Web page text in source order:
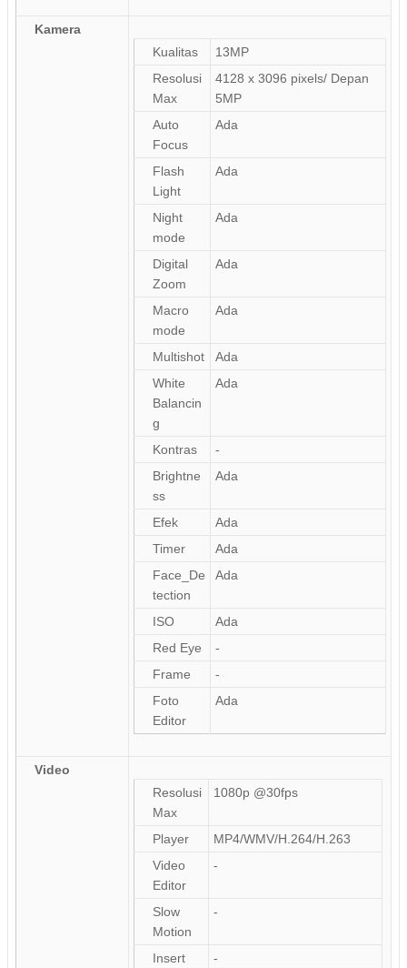
Kamera
Kualitas
13MP
Resolusi
Max
4128 x 3096 pixels/ Depan
5MP
Auto
Focus
Ada
Flash
Light
Ada
Night
mode
Ada
Digital
Zoom
Ada
Macro
mode
Ada
Multishot
Ada
White
Balancin
g
Ada
Kontras
-
Brightne
ss
Ada
Efek
Ada
Timer
Ada
Face_De
tection
Ada
ISO
Ada
Red Eye
-
Frame
-
Foto
Editor
Ada
Video
Resolusi
Max
1080p @30fps
Player
MP4/WMV/H.264/H.263
Video
Editor
-
Slow
Motion
-
Insert
-